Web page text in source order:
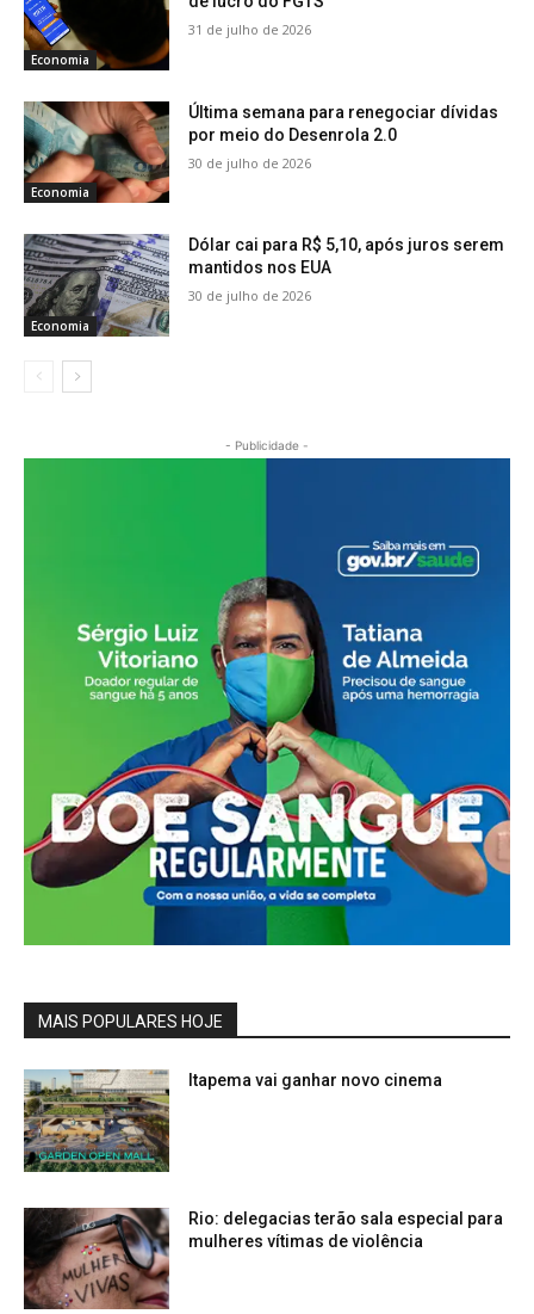
Economia
31 de julho de 2026
Economia
Última semana para renegociar dívidas
por meio do Desenrola 2.0
30 de julho de 2026
Economia
Dólar cai para R$ 5,10, após juros serem
mantidos nos EUA
30 de julho de 2026
- Publicidade -
MAIS POPULARES HOJE
Itapema vai ganhar novo cinema
Rio: delegacias terão sala especial para
mulheres vítimas de violência